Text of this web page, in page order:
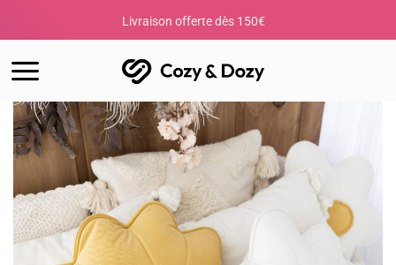
Livraison offerte dès 150€